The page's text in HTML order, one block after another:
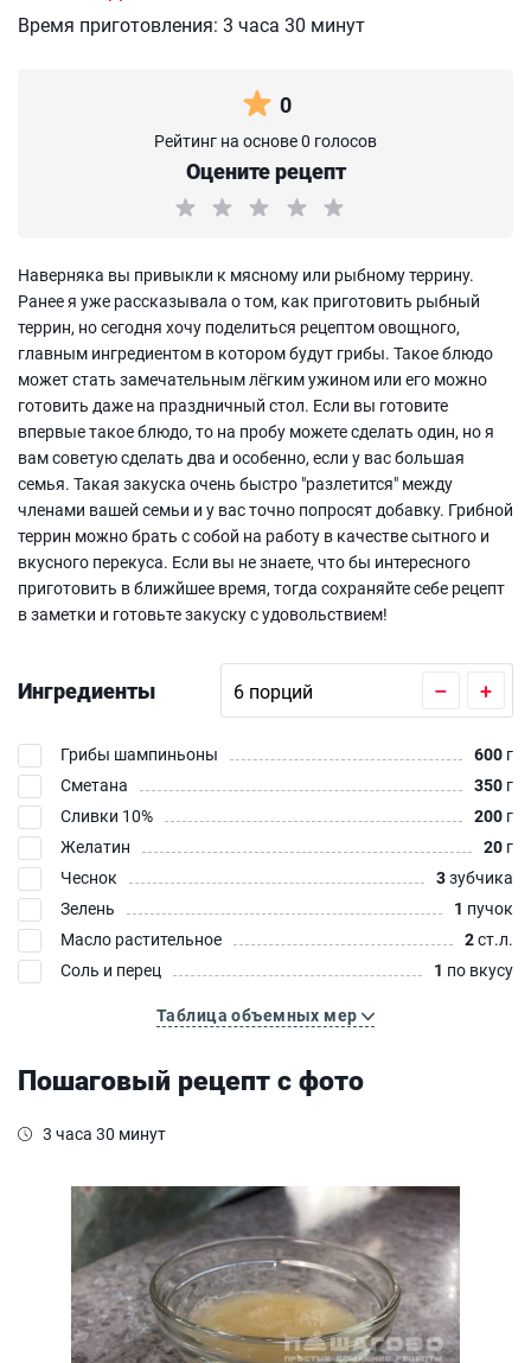
Время приготовления: 3 часа 30 минут
0
Рейтинг на основе 0 голосов
Оцените рецепт
Наверняка вы привыкли к мясному или рыбному террину.
Ранее я уже рассказывала о том, как приготовить рыбный
террин, но сегодня хочу поделиться рецептом овощного,
главным ингредиентом в котором будут грибы. Такое блюдо
может стать замечательным лёгким ужином или его можно
готовить даже на праздничный стол. Если вы готовите
впервые такое блюдо, то на пробу можете сделать один, но я
вам советую сделать два и особенно, если у вас большая
семья. Такая закуска очень быстро "разлетится" между
членами вашей семьи и у вас точно попросят добавку. Грибной
террин можно брать с собой на работу в качестве сытного и
вкусного перекуса. Если вы не знаете, что бы интересного
приготовить в ближйшее время, тогда сохраняйте себе рецепт
в заметки и готовьте закуску с удовольствием!
Ингредиенты – +
Грибы шампиньоны 600 г
Сметана
350 г
Сливки 10%
200 г
Желатин
20 г
Чеснок
3зубчика
Зелень
1 пучок
Масло растительное
2ст.л.
Соль и перец
1 по вкусу
Таблица объемных мер
Пошаговый рецепт с фото
3 часа 30 минут